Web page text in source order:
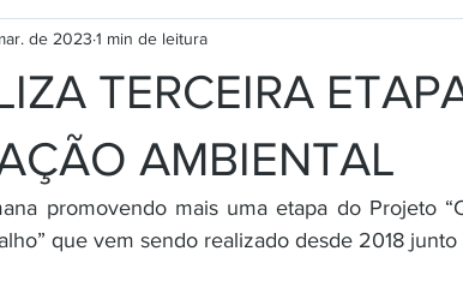
TERCEIRA
AMBIENTAL
de 2023 1 min de leitura
promovendo mais uma etapa do Projeto
que vem sendo realizado desde 2018 junto